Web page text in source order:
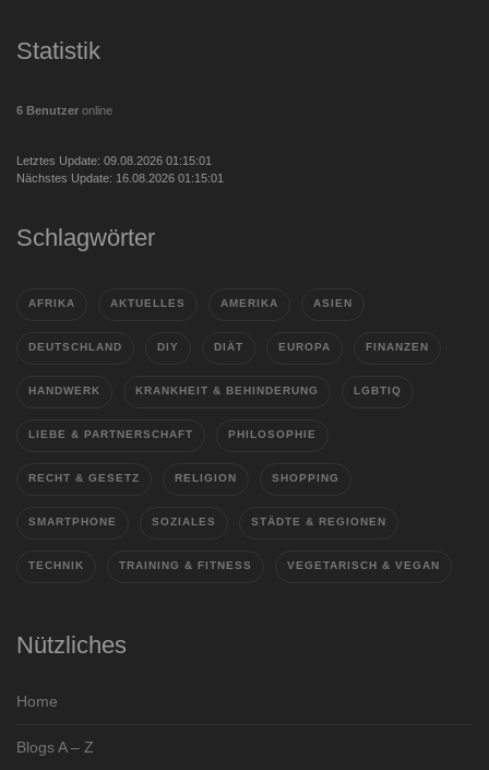
Statistik
6 Benutzer online
Letztes Update: 09.08.2026 01:15:01
Nächstes Update: 16.08.2026 01:15:01
Schlagwörter
AFRIKA AKTUELLES AMERIKA ASIEN
DEUTSCHLAND DIY DIÄT EUROPA FINANZEN
HANDWERK KRANKHEIT & BEHINDERUNG LGBTIQ
LIEBE & PARTNERSCHAFT PHILOSOPHIE
RECHT & GESETZ RELIGION SHOPPING
SMARTPHONE SOZIALES STÄDTE & REGIONEN
TECHNIK TRAINING & FITNESS VEGETARISCH & VEGAN
Nützliches
Home
Blogs A – Z